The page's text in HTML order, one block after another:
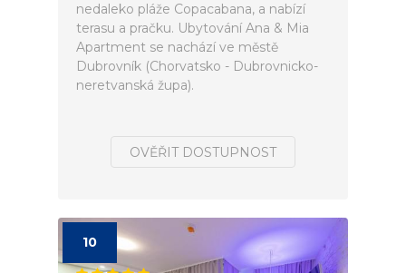
nedaleko pláže Copacabana, a nabízí
terasu a pračku. Ubytování Ana & Mia
Apartment se nachází ve městě
Dubrovník (Chorvatsko - Dubrovnicko-
neretvanská župa).
OVĚŘIT DOSTUPNOST
10